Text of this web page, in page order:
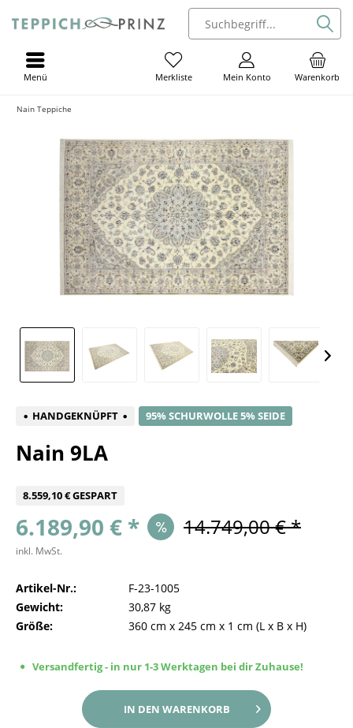
Warenkorb
Mein Konto
Merkliste
Menü
Nain Teppiche
HANDGEKNÜPFT 95% SCHURWOLLE 5% SEIDE
Nain 9LA
8.559,10 € GESPART
6.189,90 € * 14.749,00 € *
inkl. MwSt.
Artikel-Nr.:
F-23-1005
Gewicht:
30,87 kg
Größe:
360 cm x 245 cm x 1 cm (L x B x H)
Versandfertig - in nur 1-3 Werktagen bei dir Zuhause!
IN DEN WARENKORB